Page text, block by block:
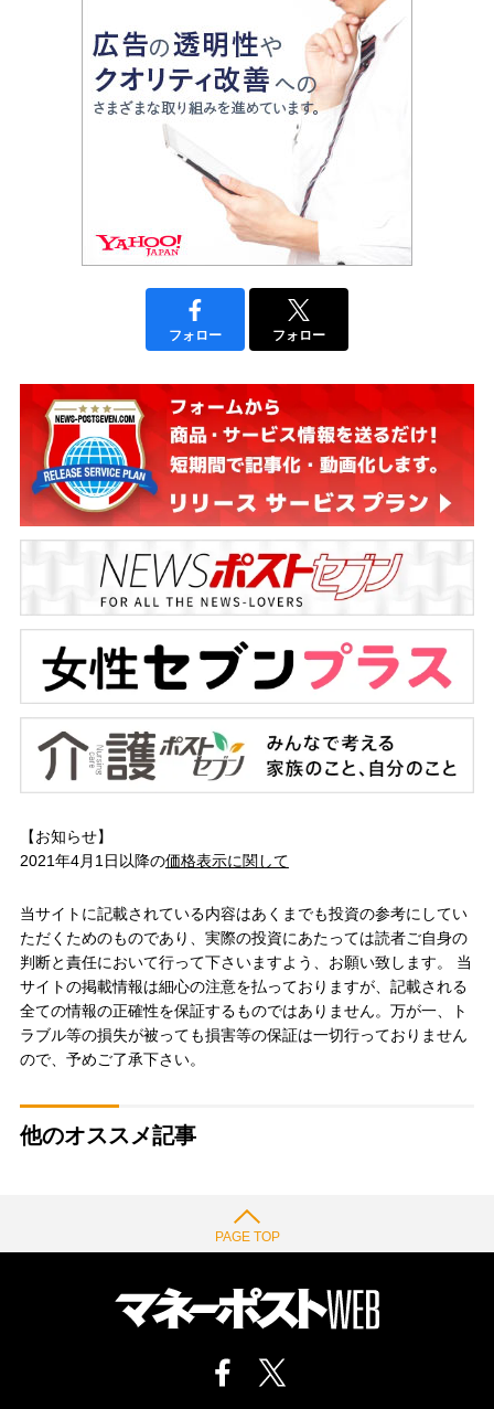
フォロー フォロー
【お知らせ】
2021年4月1日以降の価格表示に関して
当サイトに記載されている内容はあくまでも投資の参考にしてい
ただくためのものであり、実際の投資にあたっては読者ご自身の
判断と責任において行って下さいますよう、お願い致します。 当
サイトの掲載情報は細心の注意を払っておりますが、記載される
全ての情報の正確性を保証するものではありません。万が一、ト
ラブル等の損失が被っても損害等の保証は一切行っておりません
ので、予めご了承下さい。
他のオススメ記事
PAGE TOP